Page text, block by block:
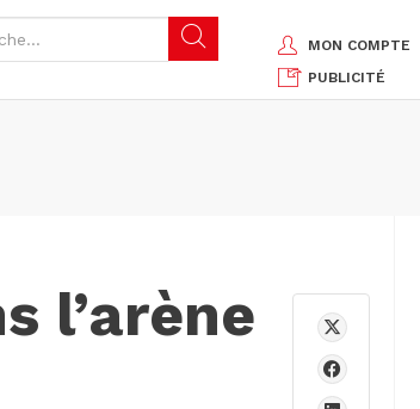
MON COMPTE
PUBLICITÉ
l’arène